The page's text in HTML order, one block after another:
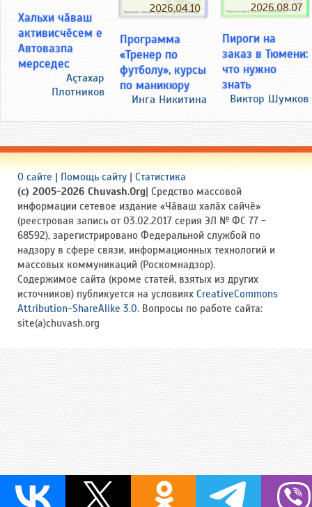
Хальхи чӑваш
активисчӗсем е
Автовазпа
мерседес
Аçтахар
Плотников
2026.04.10
Программа
«Тренер по
футболу», курсы
по маникюру
Инга Никитина
2026.08.07
Пироги на
заказ в Тюмени:
что нужно
знать
Виктор Шумков
О сайте | Помощь сайту | Статистика
(c) 2005-2026 Chuvash.Org| Средство массовой
информации сетевое издание «Чӑваш халӑх сайчӗ»
(реестровая запись от 03.02.2017 серия ЭЛ № ФС 77 -
68592), зарегистрировано Федеральной службой по
надзору в сфере связи, информационных технологий и
массовых коммуникаций (Роскомнадзор).
Содержимое сайта (кроме статей, взятых из других
источников) публикуется на условиях CreativeCommons
Attribution-ShareAlike 3.0. Вопросы по работе сайта:
site(a)chuvash.org